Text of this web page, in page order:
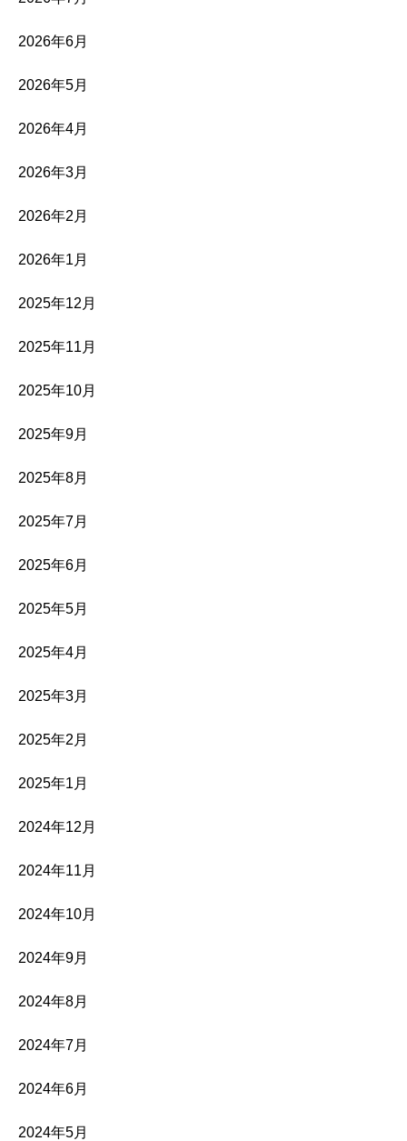
2026年6月
2026年5月
2026年4月
2026年3月
2026年2月
2026年1月
2025年12月
2025年11月
2025年10月
2025年9月
2025年8月
2025年7月
2025年6月
2025年5月
2025年4月
2025年3月
2025年2月
2025年1月
2024年12月
2024年11月
2024年10月
2024年9月
2024年8月
2024年7月
2024年6月
2024年5月